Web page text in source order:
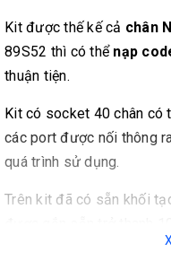
Kit được thế kế cả chân
89S52 thì có thể nạp
thuận tiện.
Kit có socket 40 chân có
các port được nối thông
quá trình sử dụng.
Trên kit đã có sẵn khối